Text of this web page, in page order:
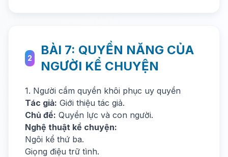
2
BÀI 7: QUYỀN NĂNG CỦA
NGƯỜI KỂ CHUYỆN
1. Người cầm quyền khôi phục uy quyền
Tác giả: Giới thiệu tác giả.
Chủ đề: Quyền lực và con người.
Nghệ thuật kể chuyện:
Ngôi kể thứ ba.
Giọng điệu trữ tình.